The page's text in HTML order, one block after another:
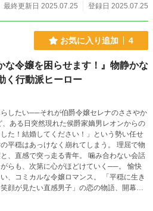
最終更新日 2025.07.25
登録日 2025.07.25
お気に入り追加 4
な令嬢を困らせます！』物静かな
く行動派ヒーロー
したい──それが伯爵令嬢セレナのささやか
、ある日突然現れた侯爵家嫡男レオンからの
した！結婚してください！」という勢い任せ
穏はあっけなく崩れてしまう。 理屈で物
、直感で突っ走る青年。 噛み合わない会話
らも、次第に心がほどけていく──。 愉快
、コミカルな令嬢ロマンス。 「平穏に生き
顔が見たい直感男子」の恋の物語、開幕で